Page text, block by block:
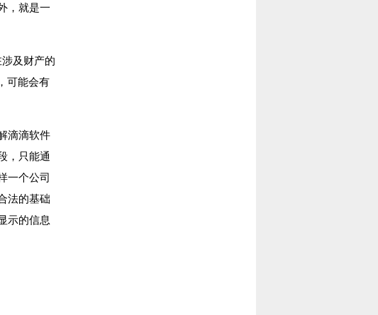
，就是一
及财产的
可能会有
滴滴软件
，只能通
一个公司
法的基础
示的信息